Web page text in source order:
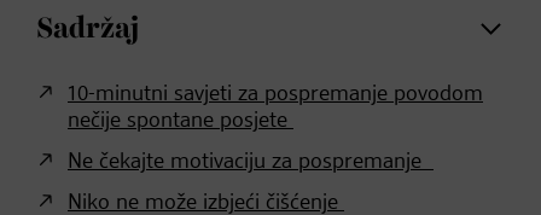
Sadržaj
10-minutni savjeti za pospremanje povodom
nečije spontane posjete
Ne čekajte motivaciju za pospremanje
Niko ne može izbjeći čišćenje